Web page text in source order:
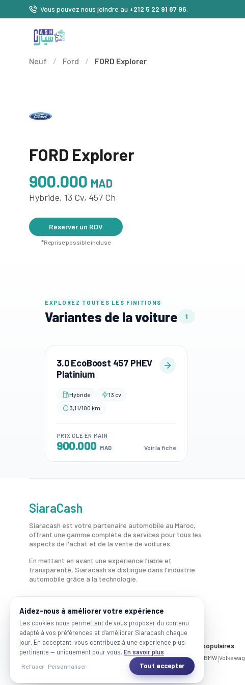
Vous pouvez nous joindre au +212 5 22 91 87 96
Neuf / Ford / FORD Explorer
FORD Explorer
900.000 MAD
Hybride, 13 Cv, 457 Ch
Réserver un RDV
*Reprise possible incluse
EXPLOREZ TOUTES LES FINITIONS
Variantes de la voiture 1
3.0 EcoBoost 457 PHEV
Platinium
Hybride
13 cv
3,1 l/100 km
PRIX CLÉ EN MAIN
900.000 MAD Voir la fiche
SiaraCash
Siaracash est votre partenaire automobile au Maroc,
offrant une gamme complète de services pour tous les
aspects de l'achat et de la vente de voitures.
En mettant en avant une expérience fiable et
transparente, Siaracash se distingue dans l'industrie
automobile grâce à la technologie.
Voitures par ville
Rabat Mohammadia Salé|Témara|Kénitra
Marques populaires
Mercedes BMW|
2026 SiaraCash - Tous les droits sont réservés
Aidez-nous à améliorer votre expérience
Les cookies nous permettent de vous proposer du contenu
adapté à vos préférences et d'améliorer Siaracash chaque
jour. En acceptant, vous contribuez à une expérience plus
pertinente — uniquement pour vous. En savoir plus
Refuser Personnaliser Tout accepter